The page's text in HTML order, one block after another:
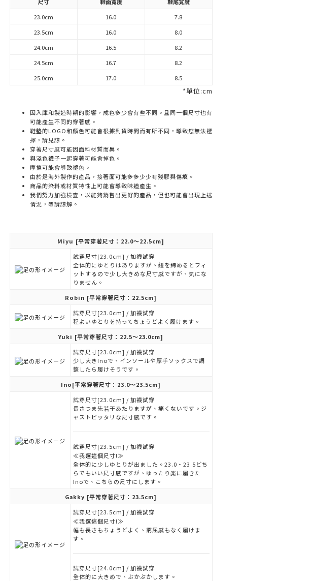
23.0cm
16.0
7.8
23.5cm
16.0
8.0
24.0cm
16.5
8.2
24.5cm
16.7
8.2
25.0cm
17.0 8.5
*單位:cm
因入庫和製造時期的影響，成色多少會有些不同。且同一個尺寸也有
可能產生不同的穿著感。
鞋墊的LOGO和顏色可能會根據到貨時間而有所不同，導致您無法選
擇，請見諒。
穿著尺寸感可能因面料材質而異。
與淺色襪子一起穿著可能會掉色。
摩擦可能會導致褪色。
由於是海外製作的產品，接著面可能多多少少有殘膠與傷痕。
商品的染料或材質特性上可能會導致味道產生。
我們努力加強檢查，以能夠銷售出更好的產品，但也可能會出現上述
情況，敬請諒解。
Miyu [平常穿著尺寸：22.0～22.5cm]
試穿尺寸[23.0cm] / 加襪試穿
全体的にゆとりはありますが、紐を締めるとフィ
ットするので少し大きめな尺寸感ですが、気にな
りません。
Robin [平常穿著尺寸：22.5cm]
試穿尺寸[23.0cm] / 加襪試穿
程よいゆとりを持ってちょうどよく履けます。
Yuki [平常穿著尺寸：22.5～23.0cm]
試穿尺寸[23.0cm] / 加襪試穿
少し大きInoで、インソールや厚手ソックスで調
整したら履けそうです。
Ino[平常穿著尺寸：23.0～23.5cm]
試穿尺寸[23.0cm] / 加襪試穿
長さつま先若干あたりますが、痛くないです。ジ
ャストピッタリな尺寸感です。
試穿尺寸[23.5cm] / 加襪試穿
≪我選這個尺寸!≫
全体的に少しゆとりが出ました。23.0・23.5どち
らでもいい尺寸感ですが、ゆったり楽に履きた
Inoで、こちらの尺寸にします。
Gakky [平常穿著尺寸：23.5cm]
試穿尺寸[23.5cm] / 加襪試穿
≪我選這個尺寸!≫
幅も長さもちょうどよく、窮屈感もなく履けま
す。
試穿尺寸[24.0cm] / 加襪試穿
全体的に大きめで、ぶかぶかします。